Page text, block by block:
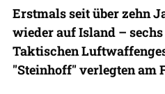
Erstmals seit über zehn
wieder auf Island –
Taktischen
"Steinhoff" verlegten am